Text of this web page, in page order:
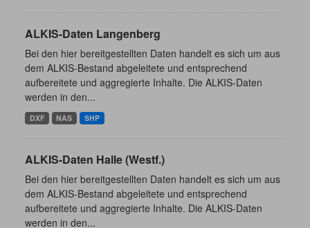
ALKIS-Daten Langenberg
Bei den hier bereitgestellten Daten handelt es sich um aus
dem ALKIS-Bestand abgeleitete und entsprechend
aufbereitete und aggregierte Inhalte. Die ALKIS-Daten
werden in den...
DXF NAS SHP
ALKIS-Daten Halle (Westf.)
Bei den hier bereitgestellten Daten handelt es sich um aus
dem ALKIS-Bestand abgeleitete und entsprechend
aufbereitete und aggregierte Inhalte. Die ALKIS-Daten
werden in den...